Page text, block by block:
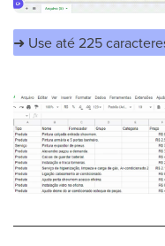
➜ Use até 225